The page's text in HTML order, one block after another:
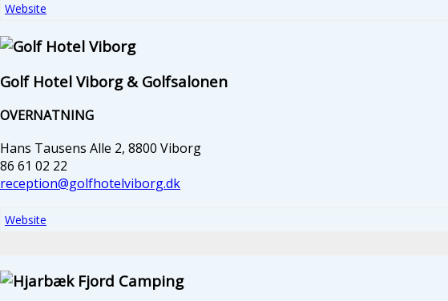
Website
Golf Hotel Viborg & Golfsalonen
OVERNATNING
Hans Tausens Alle 2, 8800 Viborg
86 61 02 22
reception@golfhotelviborg.dk
Website